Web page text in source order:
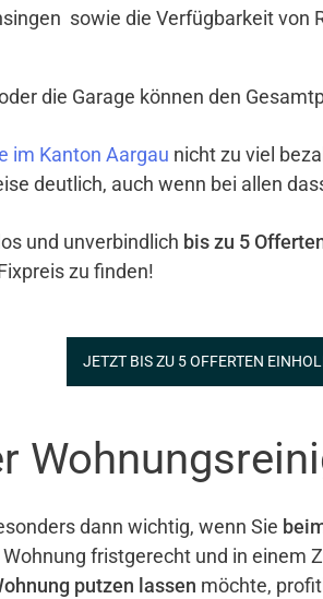
sowie die Verfügbarkeit
die Garage können den
im Kanton Aargau nicht zu viel
deutlich, auch wenn bei allen
und unverbindlich bis zu 5
zu finden!
JETZT BIS ZU 5 OFFERTEN
dann wichtig, wenn Sie
Wohnung fristgerecht und in einem
putzen lassen möchte,